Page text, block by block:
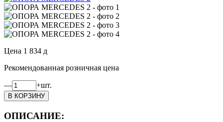
Цена 1 834 д
Рекомендованная розничная цена
— +шт.
ОПИСАНИЕ: